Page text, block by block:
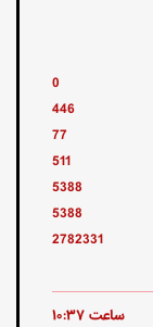
0
446
77
511
5388
5388
2782331
ساعت ۱۰:۳۷